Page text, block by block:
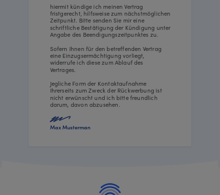
hiermit kündige ich meinen Vertrag
fristgerecht, hilfsweise zum nächstmöglichen
Zeitpunkt. Bitte senden Sie mir eine
schriftliche Bestätigung der Kündigung unter
Angabe des Beendigungszeitpunktes zu.
Sofern Ihnen für den betreffenden Vertrag
eine Einzugsermächtigung vorliegt,
widerrufe ich diese zum Ablauf des
Vertrages.
Jegliche Form der Kontaktaufnahme
Ihrerseits zum Zweck der Rückwerbung ist
nicht erwünscht und ich bitte freundlich
darum, davon abzusehen.
Max Musterman